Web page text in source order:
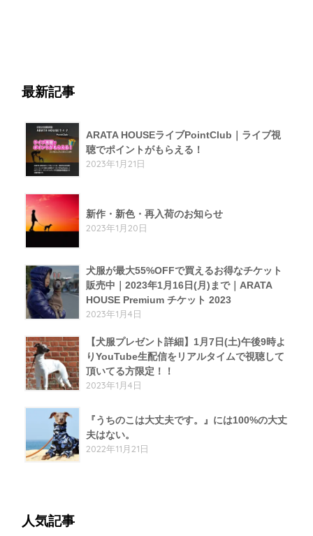
最新記事
ARATA HOUSEライブPointClub｜ライブ視
聴でポイントがもらえる！
2023年1月21日
新作・新色・再入荷のお知らせ
2023年1月20日
犬服が最大55%OFFで買えるお得なチケット
販売中｜2023年1月16日(月)まで｜ARATA
HOUSE Premium チケット 2023
2023年1月4日
【犬服プレゼント詳細】1月7日(土)午後9時よ
りYouTube生配信をリアルタイムで視聴して
頂いてる方限定！！
2023年1月4日
『うちのこは大丈夫です。』には100%の大丈
夫はない。
2022年11月21日
人気記事